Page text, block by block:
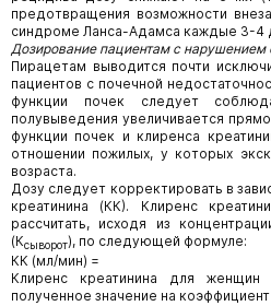
предотвращения возможности
синдроме Ланса-Адамса каждые 3-4
Дозирование пациентам с нарушением
Пирацетам выводится почти
пациентов с почечной
функции почек следует
полувыведения увеличивается
функции почек и клиренса
отношении пожилых, у которых
возраста.
Дозу следует корректировать в
креатинина (КК). Клиренс
рассчитать, исходя из
(Ксыворот), по следующей формуле:
КК (мл/мин) =
Клиренс креатинина для женщин
полученное значение на